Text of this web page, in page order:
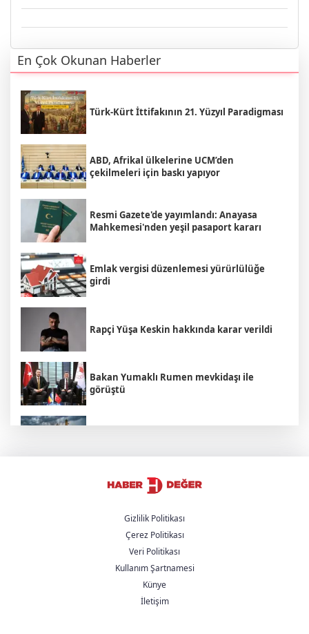
En Çok Okunan Haberler
Türk-Kürt İttifakının 21. Yüzyıl Paradigması
ABD, Afrikal ülkelerine UCM’den
çekilmeleri için baskı yapıyor
Resmi Gazete'de yayımlandı: Anayasa
Mahkemesi'nden yeşil pasaport kararı
Emlak vergisi düzenlemesi yürürlülüğe
girdi
Rapçi Yüşa Keskin hakkında karar verildi
Bakan Yumaklı Rumen mevkidaşı ile
görüştü
Cumhurbaşkanı Yardımcısı Yılmaz'dan
'Çerçeve Yasa' açıklaması
İçişleri Bakanı Mustafa Çiftçi: "Terörsüz
Türkiye hedefinden dönüş yoktur"
MHP Genel Başkan Yardımcısı'ndan
'Çerçeve Yasa' açıklaması: Önümüzdeki
Gizlilik Politikası
Çerez Politikası
Veri Politikası
Kullanım Şartnamesi
Künye
İletişim